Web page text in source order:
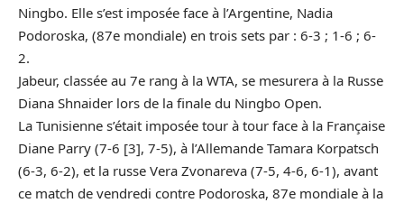
Ningbo. Elle s’est imposée face à l’Argentine, Nadia
Podoroska, (87e mondiale) en trois sets par : 6-3 ; 1-6 ; 6-
2.
Jabeur, classée au 7e rang à la WTA, se mesurera à la Russe
Diana Shnaider lors de la finale du Ningbo Open.
La Tunisienne s’était imposée tour à tour face à la Française
Diane Parry (7-6 [3], 7-5), à l’Allemande Tamara Korpatsch
(6-3, 6-2), et la russe Vera Zvonareva (7-5, 4-6, 6-1), avant
ce match de vendredi contre Podoroska, 87e mondiale à la